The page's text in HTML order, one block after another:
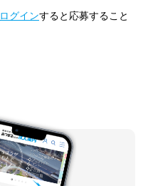
ログインすると応募すること